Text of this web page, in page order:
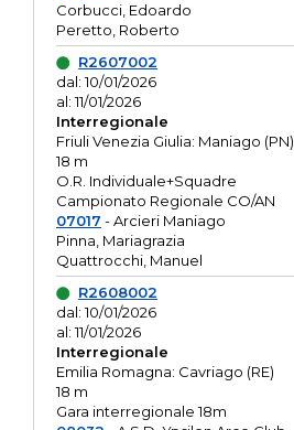
Corbucci, Edoardo
Peretto, Roberto
R2607002
dal: 10/01/2026
al: 11/01/2026
Interregionale
Friuli Venezia Giulia: Maniago (PN)
18 m
O.R. Individuale+Squadre
Campionato Regionale CO/AN
07017 - Arcieri Maniago
Pinna, Mariagrazia
Quattrocchi, Manuel
R2608002
dal: 10/01/2026
al: 11/01/2026
Interregionale
Emilia Romagna: Cavriago (RE)
18 m
Gara interregionale 18m